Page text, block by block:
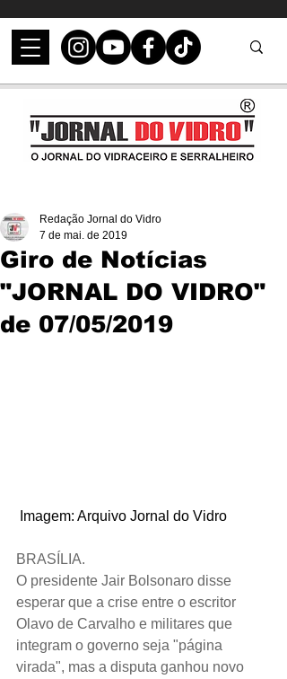
Giro de Notícias
"JORNAL DO VIDRO"
de 07/05/2019
Redação Jornal do Vidro
7 de mai. de 2019
Imagem: Arquivo Jornal do Vidro
BRASÍLIA.
O presidente Jair Bolsonaro disse
esperar que a crise entre o escritor
Olavo de Carvalho e militares que
integram o governo seja "página
virada", mas a disputa ganhou novo